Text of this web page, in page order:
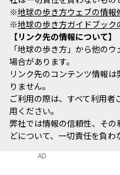
※地球の歩き方ウェブの情報
※地球の歩き方ガイドブッ
リンク先の情報について
「地球の歩き方」から他の
場合があります。
リンク先のコンテンツ情報
りません。
ご利用の際は、すべて利用
用ください。
弊社では情報の信頼性、そ
どについて、一切責任を負わ
AD